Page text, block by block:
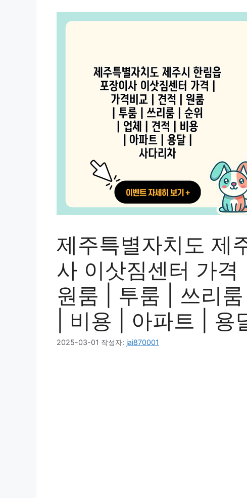
제주특별자치도 제
사 이삿짐센터 가격
원룸 | 투룸 | 쓰리
| 비용 | 아파트 | 용
2025-03-01 작성자: jai870001